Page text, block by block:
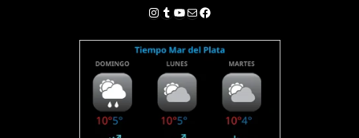
Instagram
Tumblr
YouTube
Correo electrónico
Facebook